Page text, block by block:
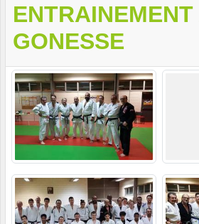
ENTRAINEMENT
GONESSE